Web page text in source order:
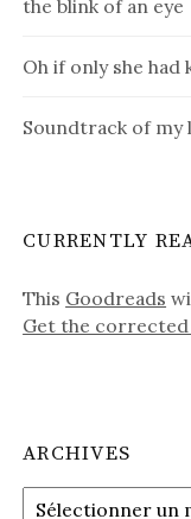
the blink of an eye
Oh if only she had
Soundtrack of my
CURRENTLY
This Goodreads
Get the
ARCHIVES
Archives